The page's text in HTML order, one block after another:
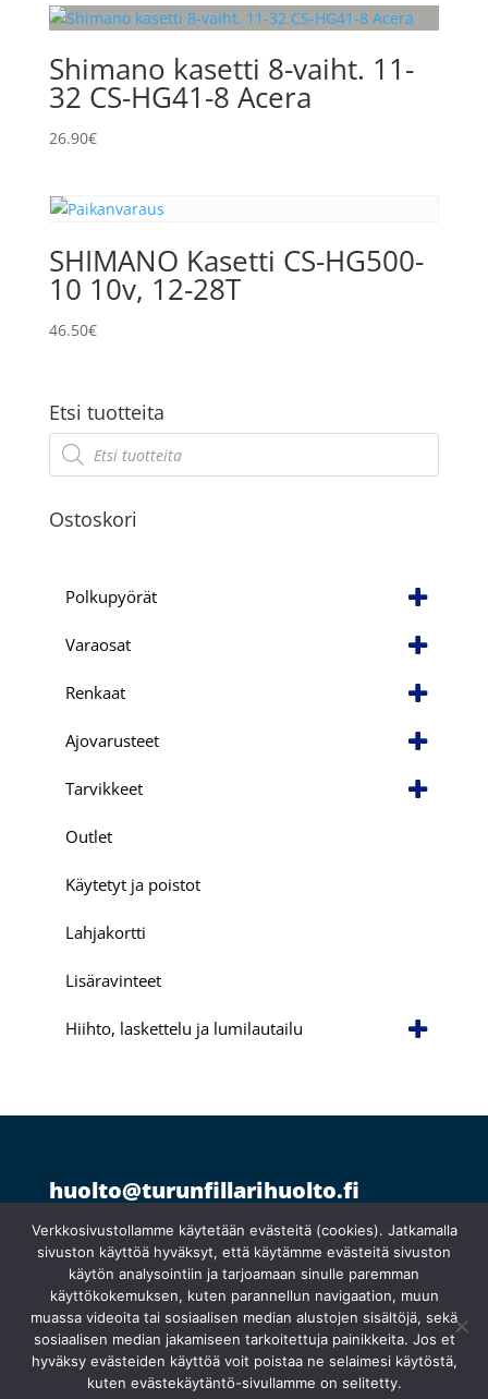
Shimano kasetti 8-vaiht. 11-
32 CS-HG41-8 Acera
26.90€
SHIMANO Kasetti CS-HG500-
10 10v, 12-28T
46.50€
Etsi tuotteita
Products
search
Ostoskori
Polkupyörät
Varaosat
Renkaat
Ajovarusteet
Tarvikkeet
Outlet
Käytetyt ja poistot
Lahjakortti
Lisäravinteet
Hiihto, laskettelu ja lumilautailu
huolto@turunfillarihuolto.fi
Palometsäntie 14, 20610 Turku
044 766 1250
} Ma 10:30–18:30
Ti suljettu
Ke–pe 10:00–18:00
Verkkosivustollamme käytetään evästeitä (cookies). Jatkamalla
sivuston käyttöä hyväksyt, että käytämme evästeitä sivuston
käytön analysointiin ja tarjoamaan sinulle paremman
käyttökokemuksen, kuten parannellun navigaation, muun
muassa videoita tai sosiaalisen median alustojen sisältöjä, sekä
sosiaalisen median jakamiseen tarkoitettuja painikkeita. Jos et
hyväksy evästeiden käyttöä voit poistaa ne selaimesi käytöstä,
kuten evästekäytäntö-sivullamme on selitetty.